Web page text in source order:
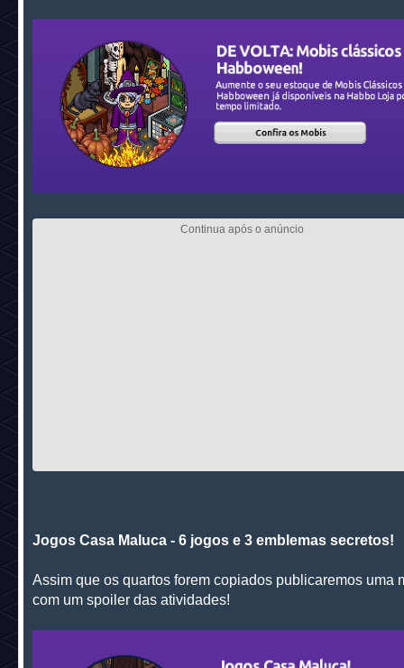
Jogos Casa Maluca - 6 jogos e 3 emblemas secretos!
Assim que os quartos forem copiados publicaremos uma
com um spoiler das atividades!